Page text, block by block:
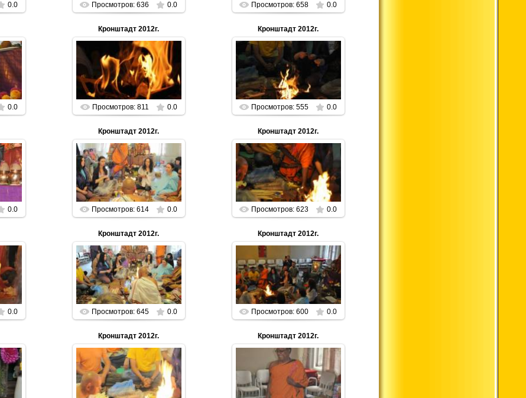
0.0 Просмотров: 636 0.0 Просмотров: 658 0.0
0.0
Кронштадт 2012г.
01.01.2013
Parabrahman
Просмотров: 811 0.0
Кронштадт 2012г.
01.01.2013
Parabrahman
Просмотров: 555 0.0
0.0
Кронштадт 2012г.
01.01.2013
Parabrahman
Просмотров: 614 0.0
Кронштадт 2012г.
01.01.2013
Parabrahman
Просмотров: 623 0.0
0.0
Кронштадт 2012г.
01.01.2013
Parabrahman
Просмотров: 645 0.0
Кронштадт 2012г.
01.01.2013
Parabrahman
Просмотров: 600 0.0
Кронштадт 2012г.
01.01.2013
Parabrahman
Кронштадт 2012г.
01.01.2013
Parabrahman